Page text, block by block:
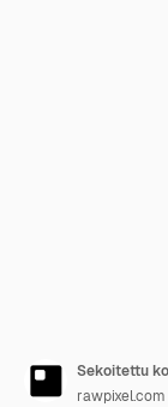
Sekoitettu
rawpixel.com